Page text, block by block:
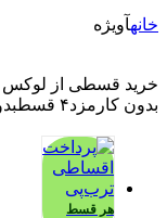
خانهآویژه
خرید قسطی از لوکس
بدون کارمزد۴ قسط
هر قسط